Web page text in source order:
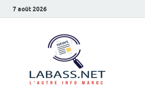
7 août 2026